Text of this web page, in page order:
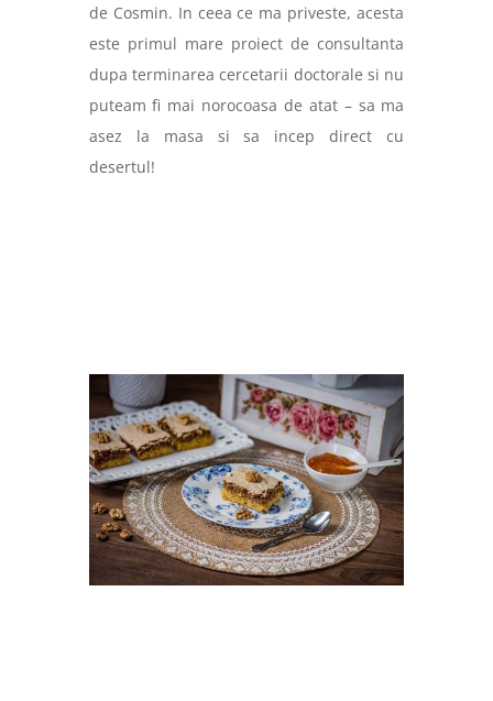
de Cosmin. In ceea ce ma priveste, acesta
este primul mare proiect de consultanta
dupa terminarea cercetarii doctorale si nu
puteam fi mai norocoasa de atat – sa ma
asez la masa si sa incep direct cu
desertul!